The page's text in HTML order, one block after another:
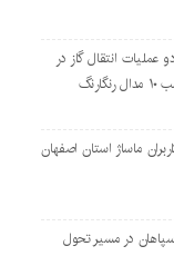
انتقال گاز در
ماساژ استان اصفهان
در مسیر تحول